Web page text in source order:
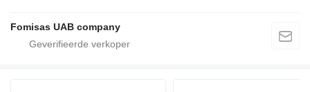
Fomisas UAB company